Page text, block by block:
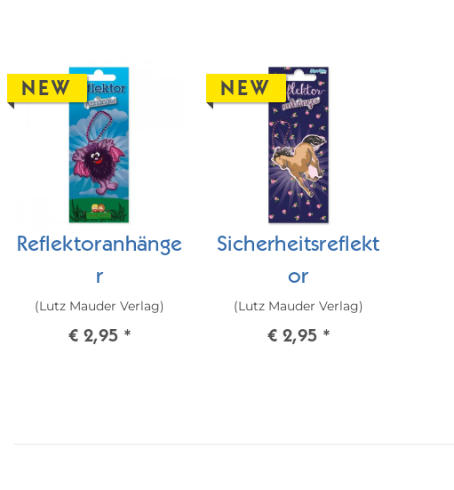
NEW
Reflektoranhänge
r
(Lutz Mauder Verlag)
€ 2,95 *
NEW
Sicherheitsreflekt
or
(Lutz Mauder Verlag)
€ 2,95 *